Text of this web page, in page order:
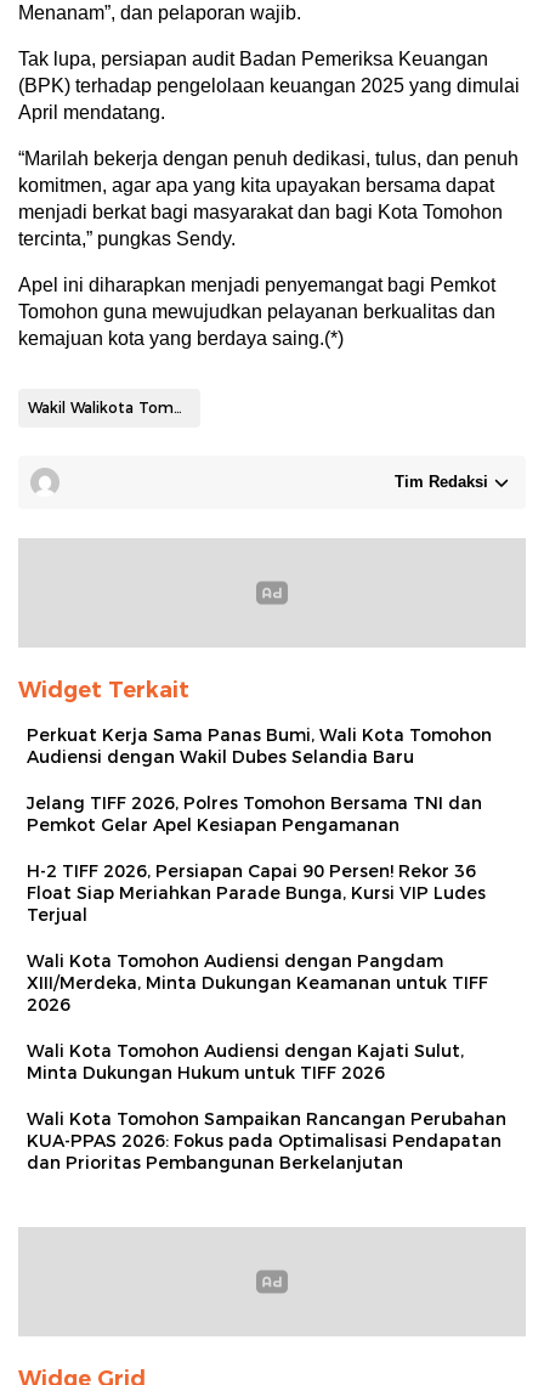
Menanam”, dan pelaporan wajib.
Tak lupa, persiapan audit Badan Pemeriksa Keuangan
(BPK) terhadap pengelolaan keuangan 2025 yang dimulai
April mendatang.
“Marilah bekerja dengan penuh dedikasi, tulus, dan penuh
komitmen, agar apa yang kita upayakan bersama dapat
menjadi berkat bagi masyarakat dan bagi Kota Tomohon
tercinta,” pungkas Sendy.
Apel ini diharapkan menjadi penyemangat bagi Pemkot
Tomohon guna mewujudkan pelayanan berkualitas dan
kemajuan kota yang berdaya saing.(*)
Wakil Walikota Tomoho Sendy Rumajar
Tim Redaksi
Widget Terkait
Perkuat Kerja Sama Panas Bumi, Wali Kota Tomohon
Audiensi dengan Wakil Dubes Selandia Baru
Jelang TIFF 2026, Polres Tomohon Bersama TNI dan
Pemkot Gelar Apel Kesiapan Pengamanan
H-2 TIFF 2026, Persiapan Capai 90 Persen! Rekor 36
Float Siap Meriahkan Parade Bunga, Kursi VIP Ludes
Terjual
Wali Kota Tomohon Audiensi dengan Pangdam
XIII/Merdeka, Minta Dukungan Keamanan untuk TIFF
2026
Wali Kota Tomohon Audiensi dengan Kajati Sulut,
Minta Dukungan Hukum untuk TIFF 2026
Wali Kota Tomohon Sampaikan Rancangan Perubahan
KUA-PPAS 2026: Fokus pada Optimalisasi Pendapatan
dan Prioritas Pembangunan Berkelanjutan
Widge Grid